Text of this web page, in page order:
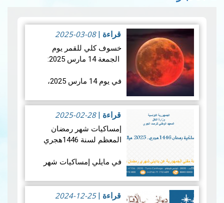
قراءة |
2025-03-08
خسوف كلي للقمر يوم
الجمعة 14 مارس 2025:
في يوم 14 مارس 2025،
للقمر، حيث سيدخل القمر
بالكامل في ظل الأرض. وما
يميز هذا الحدث الفلكي هو
تزامنه مع منتصف شه…
قراءة |
2025-02-28
إمساكيات شهر رمضان
المعظم لسنة 1446هجري
في مايلي إمساكيات شهر
هجري و شملت الإمساكيات
العديد من المدن التونسية
قراءة |
2024-12-25